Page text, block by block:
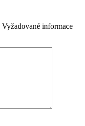
Vyžadované informace